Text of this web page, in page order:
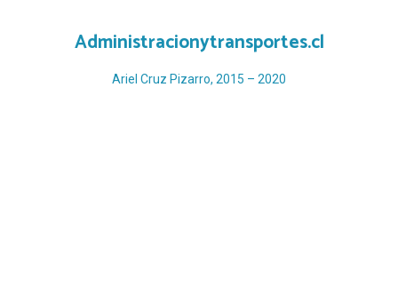
Administracionytransportes.cl
Ariel Cruz Pizarro, 2015 – 2020